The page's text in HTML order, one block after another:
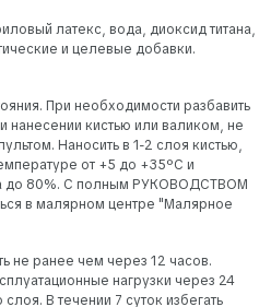
латекс, вода, диоксид титана,
и целевые добавки.
При необходимости разбавить
кистью или валиком, не
Наносить в 1-2 слоя кистью,
от +5 до +35ºС и
до 80%. С полным РУКОВОДСТВОМ
в малярном центре "Малярное
не ранее чем через 12 часов.
нагрузки через 24
В течении 7 суток избегать